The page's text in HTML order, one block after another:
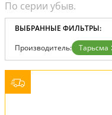
ВЫБРАННЫЕ ФИЛЬТРЫ:
Производитель: Тарьсма